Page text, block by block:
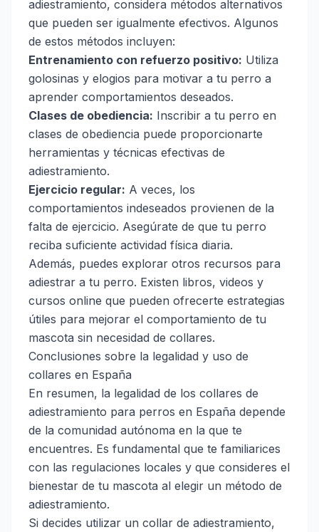
adiestramiento, considera métodos alternativos
que pueden ser igualmente efectivos. Algunos
de estos métodos incluyen:
Entrenamiento con refuerzo positivo: Utiliza
golosinas y elogios para motivar a tu perro a
aprender comportamientos deseados.
Clases de obediencia: Inscribir a tu perro en
clases de obediencia puede proporcionarte
herramientas y técnicas efectivas de
adiestramiento.
Ejercicio regular: A veces, los
comportamientos indeseados provienen de la
falta de ejercicio. Asegúrate de que tu perro
reciba suficiente actividad física diaria.
Además, puedes explorar otros recursos para
adiestrar a tu perro. Existen libros, videos y
cursos online que pueden ofrecerte estrategias
útiles para mejorar el comportamiento de tu
mascota sin necesidad de collares.
Conclusiones sobre la legalidad y uso de
collares en España
En resumen, la legalidad de los collares de
adiestramiento para perros en España depende
de la comunidad autónoma en la que te
encuentres. Es fundamental que te familiarices
con las regulaciones locales y que consideres el
bienestar de tu mascota al elegir un método de
adiestramiento.
Si decides utilizar un collar de adiestramiento,